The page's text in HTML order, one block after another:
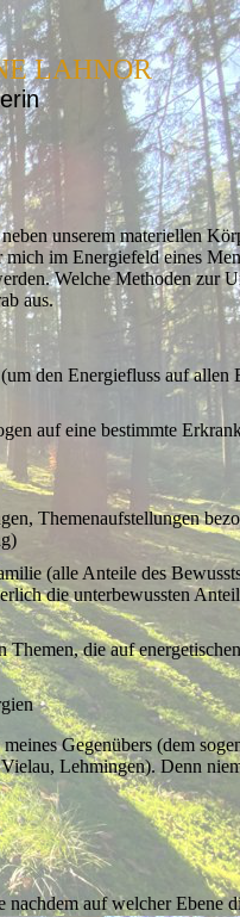
LAHNOR
unserem materiellen
im Energiefeld eines
Welche Methoden zur
aus.
den Energiefluss auf allen
auf eine bestimmte
Themenaufstellungen
(alle Anteile des
die unterbewussten
die auf
Gegenübers (dem
Lehmingen). Denn
auf welcher Ebene